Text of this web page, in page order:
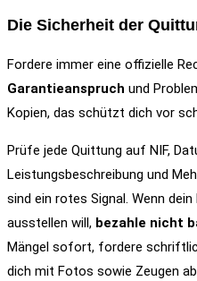
Die Sicherheit der
Fordere immer eine offizielle
Garantieanspruch und
Kopien, das schützt dich vor
Prüfe jede Quittung auf NIF,
Leistungsbeschreibung und
sind ein rotes Signal. Wenn
ausstellen will, bezahle nicht
Mängel sofort, fordere
dich mit Fotos sowie Zeugen